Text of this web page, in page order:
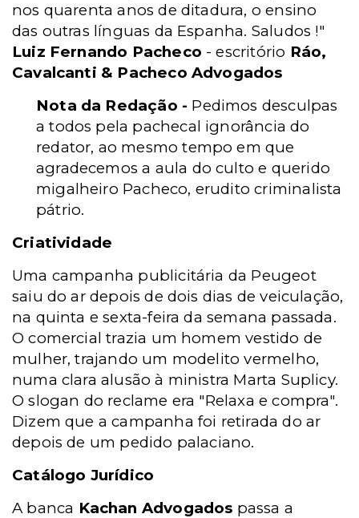
nos quarenta anos de ditadura, o ensino
das outras línguas da Espanha. Saludos !"
Luiz Fernando Pacheco - escritório Ráo,
Cavalcanti & Pacheco Advogados
Nota da Redação - Pedimos desculpas
a todos pela pachecal ignorância do
redator, ao mesmo tempo em que
agradecemos a aula do culto e querido
migalheiro Pacheco, erudito criminalista
pátrio.
Criatividade
Uma campanha publicitária da Peugeot
saiu do ar depois de dois dias de veiculação,
na quinta e sexta-feira da semana passada.
O comercial trazia um homem vestido de
mulher, trajando um modelito vermelho,
numa clara alusão à ministra Marta Suplicy.
O slogan do reclame era "Relaxa e compra".
Dizem que a campanha foi retirada do ar
depois de um pedido palaciano.
Catálogo Jurídico
A banca Kachan Advogados passa a